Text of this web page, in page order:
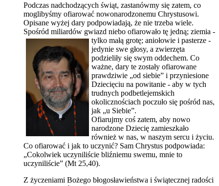
Podczas nadchodzących świąt, zastanówmy się zatem, co
moglibyśmy ofiarować nowonarodzonemu Chrystusowi.
Opisane wyżej dary podpowiadają, że nie trzeba wiele.
Spośród miliardów gwiazd niebo ofiarowało tę jedną; ziemia -
tylko małą grotę; aniołowie i pasterze -
jedynie swe głosy, a zwierzęta
podzieliły się swym oddechem. Co
ważne, dary te zostały ofiarowane
prawdziwie „od siebie” i przyniesione
Dziecięciu na powitanie - aby w tych
trudnych podbetlejemskich
okolicznościach poczuło się pośród nas,
jak „u Siebie”.
Ofiarujmy coś zatem, aby nowo
narodzone Dziecię zamieszkało
również w nas, w naszym sercu i życiu.
Co ofiarować i jak to uczynić? Sam Chrystus podpowiada:
„Cokolwiek uczyniliście bliźniemu swemu, mnie to
uczyniliście” (Mt 25,40).
Z życzeniami Bożego błogosławieństwa i świątecznej radości